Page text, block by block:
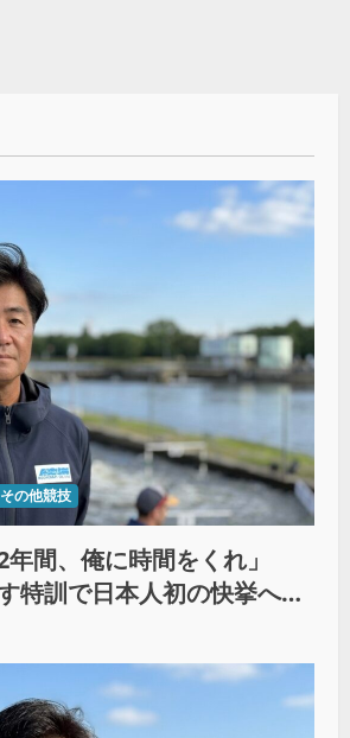
その他競技
年間、俺に時間をくれ」
訓で日本人初の快挙へ